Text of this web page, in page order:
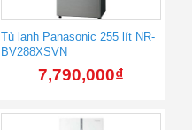
Tủ lạnh Panasonic 255 lít NR-
BV288XSVN
7,790,000₫